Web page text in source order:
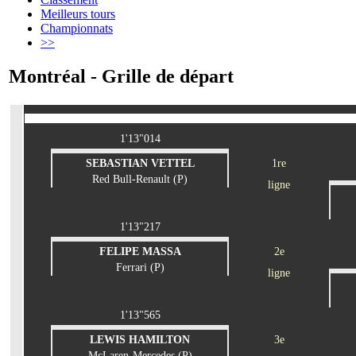
Meilleurs tours
Championnats
>>
Montréal - Grille de départ
1'13"014
SEBASTIAN VETTEL
Red Bull-Renault (P)
1re
ligne
1'13"217
FELIPE MASSA
Ferrari (P)
2e
ligne
1'13"565
LEWIS HAMILTON
3e